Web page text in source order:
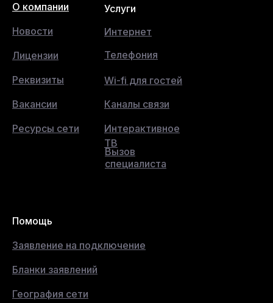
О компании Услуги
Помощь
Новости
Заявление на подключение
Интернет
Бланки заявлений
Лицензии
География сети
Телефония
Wi-fi для гостей
Реквизиты
Каналы связи
Вакансии
Ресурсы сети
Интерактивное
ТВ
Вызов
специалиста